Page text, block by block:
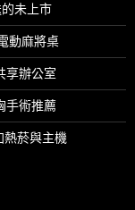
未上市
動麻將桌
享辦公室
手術推薦
熱菸與主機